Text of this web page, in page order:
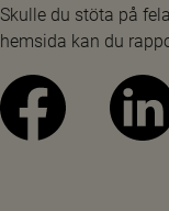
Skulle du stöta på
hemsida kan du